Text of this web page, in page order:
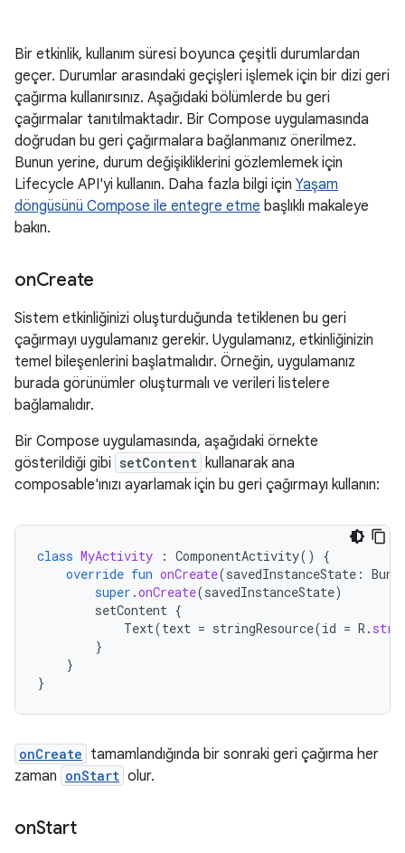
Bir etkinlik, kullanım süresi boyunca çeşitli durumlardan
geçer. Durumlar arasındaki geçişleri işlemek için bir dizi geri
çağırma kullanırsınız. Aşağıdaki bölümlerde bu geri
çağırmalar tanıtılmaktadır. Bir Compose uygulamasında
doğrudan bu geri çağırmalara bağlanmanız önerilmez.
Bunun yerine, durum değişikliklerini gözlemlemek için
Lifecycle API'yi kullanın. Daha fazla bilgi için Yaşam
döngüsünü Compose ile entegre etme başlıklı makaleye
bakın.
onCreate
Sistem etkinliğinizi oluşturduğunda tetiklenen bu geri
çağırmayı uygulamanız gerekir. Uygulamanız, etkinliğinizin
temel bileşenlerini başlatmalıdır. Örneğin, uygulamanız
burada görünümler oluşturmalı ve verileri listelere
bağlamalıdır.
Bir Compose uygulamasında, aşağıdaki örnekte
gösterildiği gibi setContent kullanarak ana
composable'ınızı ayarlamak için bu geri çağırmayı kullanın:
class MyActivity : ComponentActivity()
{
override fun onCreate(savedInstanceState :
super .onCreate(savedInstanceState)
setContent {
Text(text = stringResource(id = R .
}
}
}
onCreate tamamlandığında bir sonraki geri çağırma her
zaman onStart olur.
onStart